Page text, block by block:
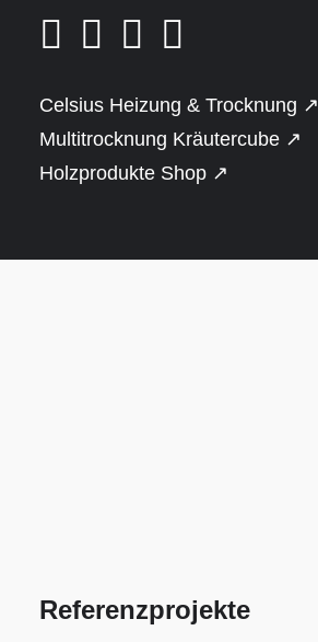
Celsius Heizung & Trocknung ↗
Multitrocknung Kräutercube ↗
Holzprodukte Shop ↗
€1.140
Referenzprojekte